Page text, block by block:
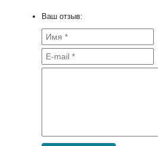
Ваш отзыв: